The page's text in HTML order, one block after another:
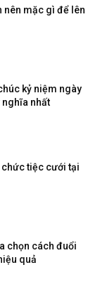
nên mặc gì để lên
kỷ niệm ngày
nghĩa nhất
chức tiệc cưới tại
chọn cách đuổi
quả